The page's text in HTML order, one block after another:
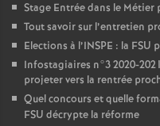
Stage Entrée dans le Métier
Tout savoir sur l’entretien
Elections à l’INSPE : la FSU
Infostagiaires n°3 2020-
projeter vers la rentrée
Quel concours et quelle
FSU décrypte la réforme